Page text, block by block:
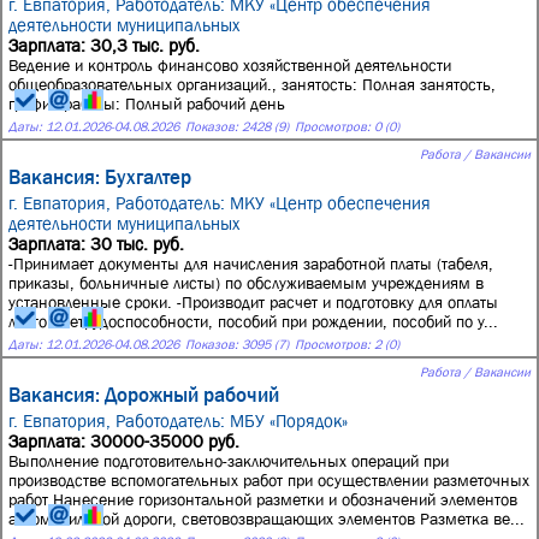
г. Евпатория,
Работодатель: МКУ «Центр обеспечения
деятельности муниципальных
Зарплата: 30,3 тыс. руб.
Ведение и контроль финансово хозяйственной деятельности
общеобразовательных организаций., занятость: Полная занятость,
график работы: Полный рабочий день
Даты: 12.01.2026-04.08.2026 Показов: 2428 (9) Просмотров: 0 (0)
Работа / Вакансии
Вакансия: Бухгалтер
г. Евпатория, Работодатель: МКУ «Центр обеспечения
деятельности муниципальных
Зарплата: 30 тыс. руб.
-Принимает документы для начисления заработной платы (табеля,
приказы, больничные листы) по обслуживаемым учреждениям в
установленные сроки. -Производит расчет и подготовку для оплаты
листов нетрудоспособности, пособий при рождении, пособий по у...
Даты: 12.01.2026-04.08.2026 Показов: 3095 (7) Просмотров: 2 (0)
Работа / Вакансии
Вакансия: Дорожный рабочий
г. Евпатория, Работодатель: МБУ «Порядок»
Зарплата: 30000-35000 руб.
Выполнение подготовительно-заключительных операций при
производстве вспомогательных работ при осуществлении разметочных
работ Нанесение горизонтальной разметки и обозначений элементов
автомобильной дороги, световозвращающих элементов Разметка ве...